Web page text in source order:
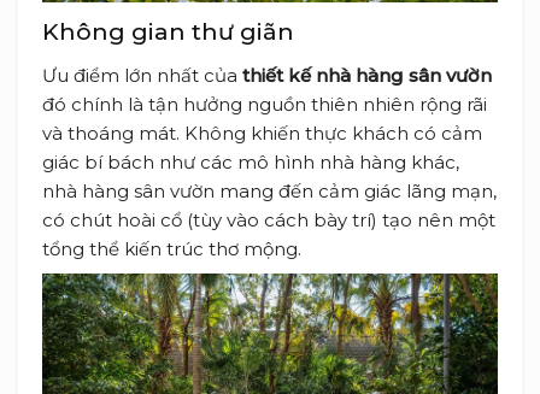
Không gian thư giãn
Ưu điểm lớn nhất của thiết kế nhà hàng sân vườn
đó chính là tận hưởng nguồn thiên nhiên rộng rãi
và thoáng mát. Không khiến thực khách có cảm
giác bí bách như các mô hình nhà hàng khác,
nhà hàng sân vườn mang đến cảm giác lãng mạn,
có chút hoài cổ (tùy vào cách bày trí) tạo nên một
tổng thể kiến trúc thơ mộng.